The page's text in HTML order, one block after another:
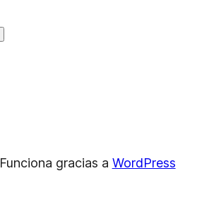
Funciona gracias a WordPress